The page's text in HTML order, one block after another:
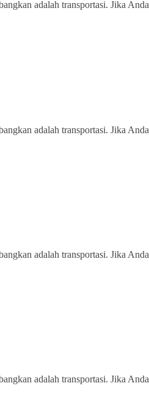
adalah transportasi. Jika
adalah transportasi. Jika
adalah transportasi. Jika
adalah transportasi. Jika